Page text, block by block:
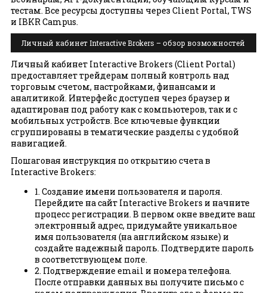
тестам. Все ресурсы доступны через Client Portal, TWS
и IBKR Campus.
Личный кабинет Interactive Brokers – обзор возможностей
Личный кабинет Interactive Brokers (Client Portal)
предоставляет трейдерам полный контроль над
торговым счетом, настройками, финансами и
аналитикой. Интерфейс доступен через браузер и
адаптирован под работу как с компьютеров, так и с
мобильных устройств. Все ключевые функции
сгруппированы в тематические разделы с удобной
навигацией.
Пошаговая инструкция по открытию счета в
Interactive Brokers:
1. Создание имени пользователя и пароля.
Перейдите на сайт Interactive Brokers и начните
процесс регистрации. В первом окне введите ваш
электронный адрес, придумайте уникальное
имя пользователя (на английском языке) и
создайте надежный пароль. Подтвердите пароль
в соответствующем поле.
2. Подтверждение email и номера телефона.
После отправки данных вы получите письмо с